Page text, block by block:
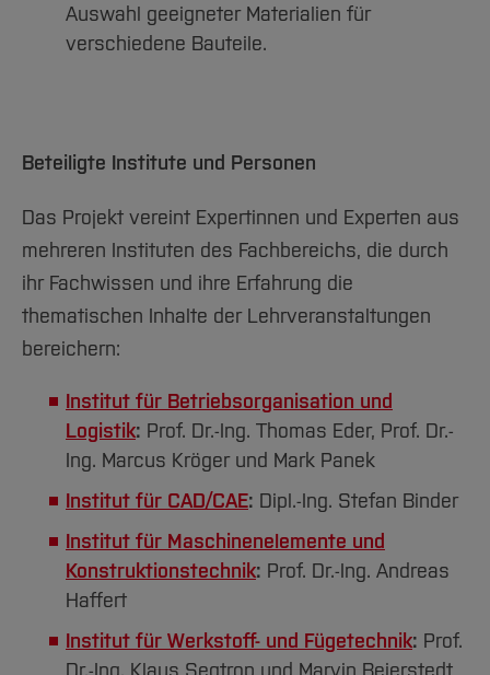
Auswahl geeigneter Materialien für
verschiedene Bauteile.
Beteiligte Institute und Personen
Das Projekt vereint Expertinnen und Experten aus
mehreren Instituten des Fachbereichs, die durch
ihr Fachwissen und ihre Erfahrung die
thematischen Inhalte der Lehrveranstaltungen
bereichern:
Institut für Betriebsorganisation und
Logistik: Prof. Dr.-Ing. Thomas Eder, Prof. Dr.-
Ing. Marcus Kröger und Mark Panek
Institut für CAD/CAE: Dipl.-Ing. Stefan Binder
Institut für Maschinenelemente und
Konstruktionstechnik: Prof. Dr.-Ing. Andreas
Haffert
Institut für Werkstoff- und Fügetechnik: Prof.
Dr.-Ing. Klaus Segtrop und Marvin Beierstedt